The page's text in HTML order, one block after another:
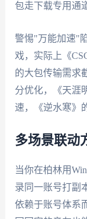
包走下载专用通
警惕"万能加速"
戏，实际上《
的大包传输需求
分优化，《天涯
速，《逆水寒》
多场景联动
当你在柏林用
录同一账号打副
依赖于账号体系